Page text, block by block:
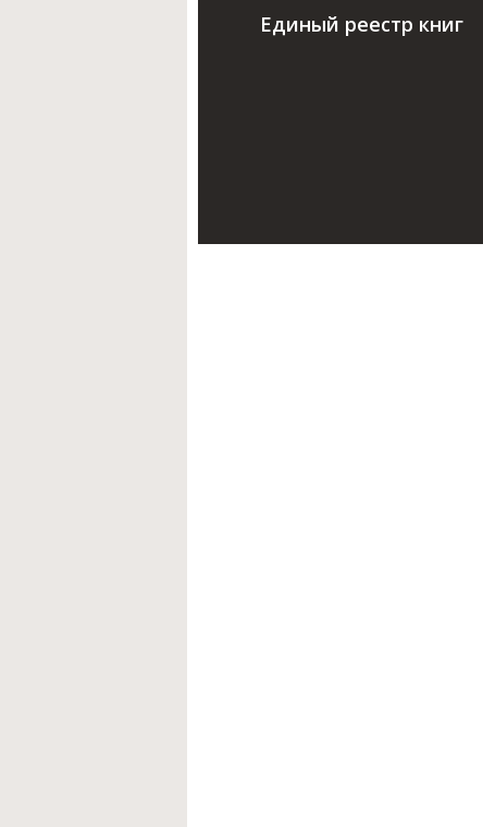
Единый реестр книг